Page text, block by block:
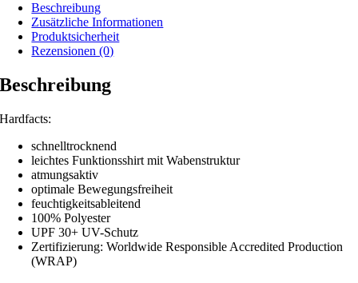
Beschreibung
Zusätzliche Informationen
Produktsicherheit
Rezensionen (0)
Beschreibung
Hardfacts:
schnelltrocknend
leichtes Funktionsshirt mit Wabenstruktur
atmungsaktiv
optimale Bewegungsfreiheit
feuchtigkeitsableitend
100% Polyester
UPF 30+ UV-Schutz
Zertifizierung: Worldwide Responsible Accredited Production
(WRAP)